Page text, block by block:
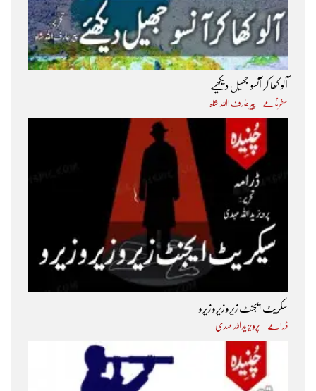
آلو کھا کر آنسو جھیل دیکھیے
سفرنامے پیر عارف اﷲ شاہ
سکریٹ ایجنٹ زیرو زیرو زیرو
ڈرامے پرویز ید اللہ مہدی